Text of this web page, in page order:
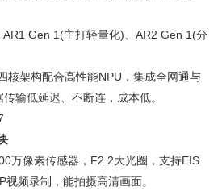
Gen 1(主打轻量化)、AR2 Gen 1(分
核架构配合高性能NPU，集成全网通与
输低延迟、不断连，成本低。
万像素传感器，F2.2大光圈，支持EIS
频录制，能拍摄高清画面。